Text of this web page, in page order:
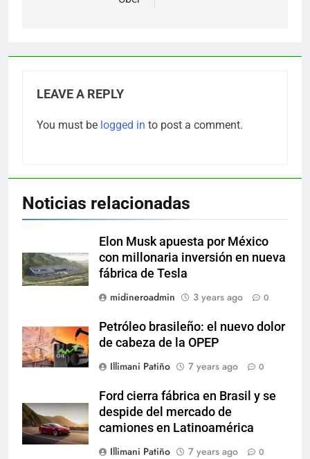
LEAVE A REPLY
You must be logged in to post a comment.
Noticias relacionadas
Elon Musk apuesta por México
con millonaria inversión en nueva
fábrica de Tesla
midineroadmin
3 years ago 0
Petróleo brasileño: el nuevo dolor
de cabeza de la OPEP
Illimani Patiño
7 years ago 0
Ford cierra fábrica en Brasil y se
despide del mercado de
camiones en Latinoamérica
Illimani Patiño
7 years ago 0